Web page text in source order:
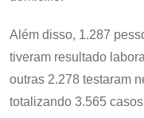
Além disso, 1.287
tiveram resultado
outras 2.278 testaram
totalizando 3.565